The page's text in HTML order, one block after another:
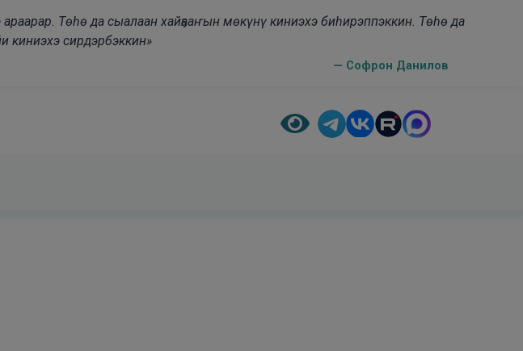
араарар. Төһө да сыалаан хайҕааҥын мөкүнү киниэхэ биһирэппэккин. Төһө да
киниэхэ сирдэрбэккин»
— Софрон Данилов